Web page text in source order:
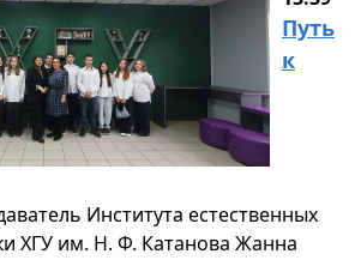
Путь
к
Института естественных
ХГУ им. Н. Ф. Катанова Жанна